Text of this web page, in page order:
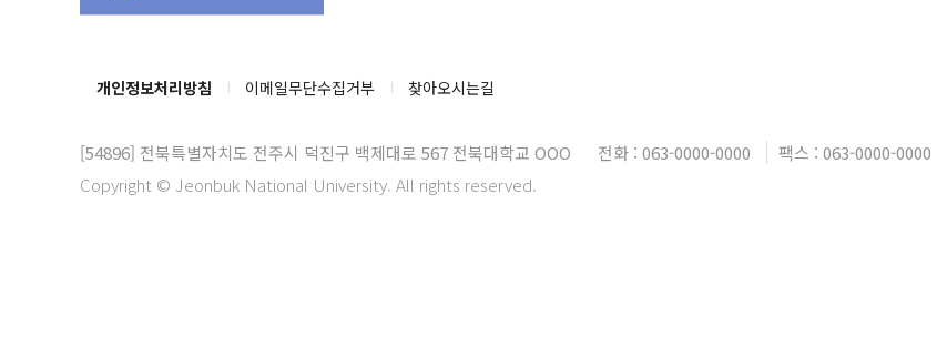
개인정보처리방침 이메일무단수집거부 찾아오시는길
[54896] 전북특별자치도 전주시 덕진구 백제대로 567 전북대학교 OOO 전화 : 063-0000-0000
팩스 : 063-0000-0000
Copyright © Jeonbuk National University. All rights reserved.